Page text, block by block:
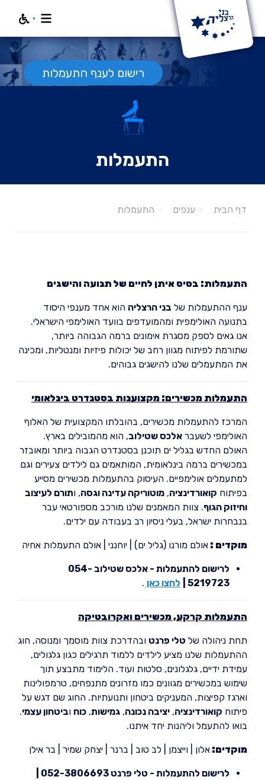
רישום לענף התעמלות
התעמלות
דף הבית ענפים התעמלות
התעמלות: בסיס איתן לחיים של תנועה והישגים
ענף ההתעמלות של בני הרצליה הוא אחד מענפי היסוד
בתנועה האולימפית ומהמועדפים בוועד האולימפי הישראלי.
אנו גאים לספק מסגרת אימונים ברמה הגבוהה ביותר,
שתורמת לפיתוח מגוון רחב של יכולות פיזיות ומנטליות, ומכינה
את המתעמלים שלנו להישגים גבוהים.
התעמלות מכשירים: מקצוענות בסטנדרט בינלאומי
המרכז להתעמלות מכשירים, בהובלתו המקצועית של האלוף
האולימפי לשעבר אלכס שטילוב, הוא מהמובילים בארץ.
האולם החדש בגליל ים תוכנן בסטנדרט הגבוה ביותר ומאובזר
במכשירים ברמה בינלאומית, המותאמים גם לילדים צעירים וגם
למתעמלים אולימפיים. העיסוק בהתעמלות מכשירים מסייע
בפיתוח קואורדינציה, מוטוריקה עדינה וגסה, ותורם לעיצוב
וחיזוק הגוף. צוות המאמנים שלנו מורכב מספורטאי עבר
בנבחרות ישראל, בעלי ניסיון רב בעבודה עם ילדים.
מוקדים : אולם מורנו (גליל ים) | יוחנני | אולם התעמלות אחיה
לרישום להתעמלות - אלכס שטילוב 054-
5219723 |
לחצו כאן .
התעמלות קרקע, מכשירים ואקרובטיקה
תחת ניהולה של טלי פרנט ובהדרכת צוות מוסמך ומנוסה, חוג
ההתעמלות שלנו מציע לילדים ללמוד תרגילים כגון גלגולים,
עמידת ידיים, גלגלונים, סלטות ועוד. הלימוד מתבצע תוך
שימוש במכשירים מגוונים כמו מזרונים מתנפחים, טרמפולינות
וארגז קפיצות, המעניקים ביטחון ותנועתיות. החוג שם דגש על
פיתוח קואורדינציה, יציבה נכונה, גמישות, כוח וביטחון עצמי.
בואו להתעמל וליהנות יחד איתנו.
מוקדים: אלון | וייצמן | לב טוב | ברנר | יצחק שמיר | בר אילן
לרישום להתעמלות - טלי פרנט 052-3806693 |